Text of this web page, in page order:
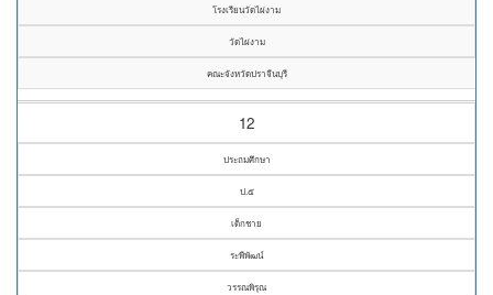
โรงเรียนวัดไผ่งาม
วัดไผ่งาม
คณะจังหวัดปราจีนบุรี
12
ประถมศึกษา
ป.๕
เด็กชาย
ระพีพัฒน์
วรรณพิรุณ